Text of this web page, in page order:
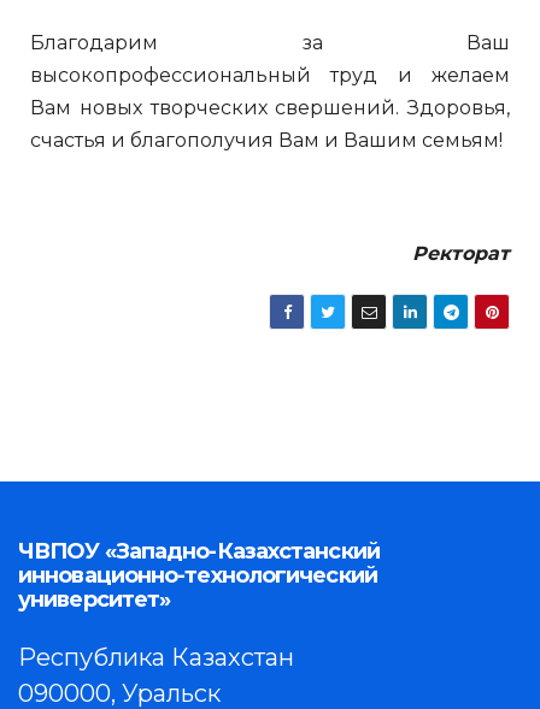
Благодарим за Ваш
высокопрофессиональный труд и желаем
Вам новых творческих свершений. Здоровья,
счастья и благополучия Вам и Вашим семьям!
Ректорат
ЧВПОУ «Западно-Казахстанский
инновационно-технологический
университет»
Республика Казахстан
090000, Уральск